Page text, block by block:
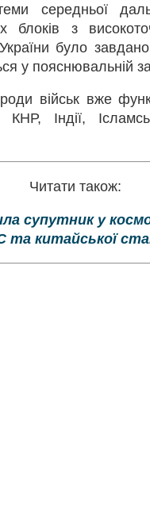
середньої
блоків з
було
у пояснювальній
військ вже
Індії,
Читати також:
супутник у
та китайської